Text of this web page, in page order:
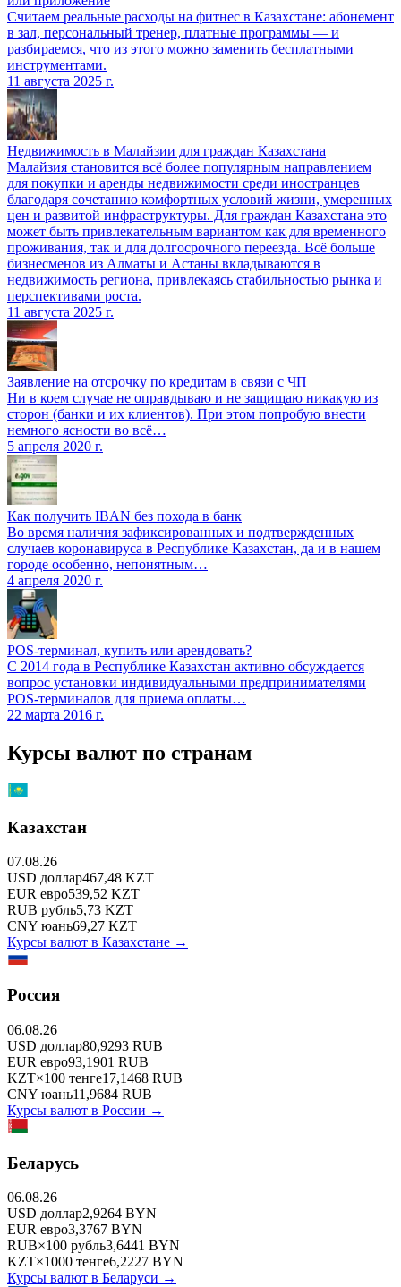
Считаем реальные расходы на фитнес в Казахстане: абонемент
в зал, персональный тренер, платные программы — и
разбираемся, что из этого можно заменить бесплатными
инструментами.
11 августа 2025 г.
Недвижимость в Малайзии для граждан Казахстана
Малайзия становится всё более популярным направлением
для покупки и аренды недвижимости среди иностранцев
благодаря сочетанию комфортных условий жизни, умеренных
цен и развитой инфраструктуры. Для граждан Казахстана это
может быть привлекательным вариантом как для временного
проживания, так и для долгосрочного переезда. Всё больше
бизнесменов из Алматы и Астаны вкладываются в
недвижимость региона, привлекаясь стабильностью рынка и
перспективами роста.
11 августа 2025 г.
Заявление на отсрочку по кредитам в связи с ЧП
Ни в коем случае не оправдываю и не защищаю никакую из
сторон (банки и их клиентов). При этом попробую внести
немного ясности во всё…
5 апреля 2020 г.
Как получить IBAN без похода в банк
Во время наличия зафиксированных и подтвержденных
случаев коронавируса в Республике Казахстан, да и в нашем
городе особенно, непонятным…
4 апреля 2020 г.
POS-терминал, купить или арендовать?
С 2014 года в Республике Казахстан активно обсуждается
вопрос установки индивидуальными предпринимателями
POS-терминалов для приема оплаты…
22 марта 2016 г.
Курсы валют по странам
Казахстан
07.08.26
USD доллар467,48 KZT
EUR евро539,52 KZT
RUB рубль5,73 KZT
CNY юань69,27 KZT
Курсы валют в Казахстане →
Россия
06.08.26
USD доллар80,9293 RUB
EUR евро93,1901 RUB
KZT×100 тенге17,1468 RUB
CNY юань11,9684 RUB
Курсы валют в России →
Беларусь
06.08.26
USD доллар2,9264 BYN
EUR евро3,3767 BYN
RUB×100 рубль3,6441 BYN
KZT×1000 тенге6,2227 BYN
Курсы валют в Беларуси →